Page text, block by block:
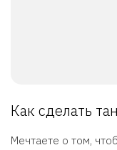
Как сделать
Мечтаете о том,